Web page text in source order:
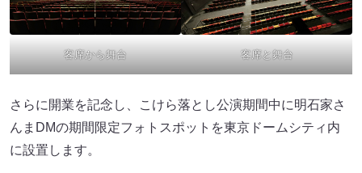
客席から舞台 客席と舞台
さらに開業を記念し、こけら落とし公演期間中に明石家さ
んまDMの期間限定フォトスポットを東京ドームシティ内
に設置します。